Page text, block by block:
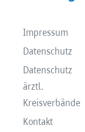
Impressum
Datenschutz
Datenschutz
ärztl.
Kreisverbände
Kontakt